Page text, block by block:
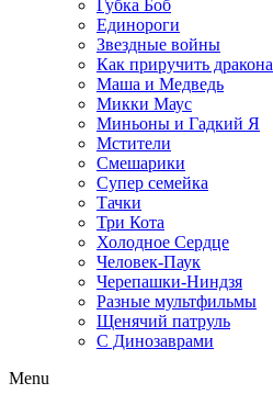
Губка Боб
Единороги
Звездные войны
Как приручить дракона
Маша и Медведь
Микки Маус
Миньоны и Гадкий Я
Мстители
Смешарики
Супер семейка
Тачки
Три Кота
Холодное Сердце
Человек-Паук
Черепашки-Ниндзя
Разные мультфильмы
Щенячий патруль
C Динозаврами
Menu